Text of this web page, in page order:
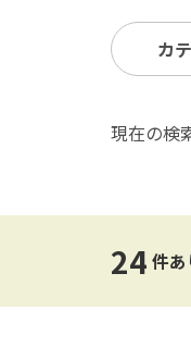
カ
祭り・
公共
春
縦
現在の検
24 件